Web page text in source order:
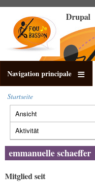
Inhalt
Drupal
Navigation principale
Pfadnavigation
Startseite
Primäre
Reiter
Ansicht
Reiter)
Aktivität
emmanuelle schaeffer
Mitglied seit